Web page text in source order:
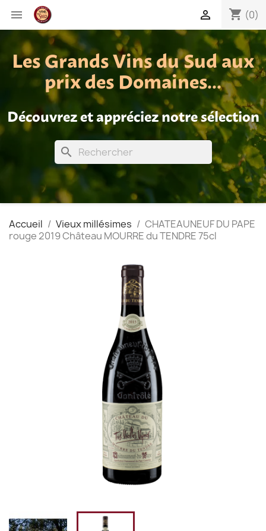
 shopping_cart (0)

Les Grands Vins du Sud aux
prix des Domaines...
Découvrez et appréciez notre sélection
search
Accueil Vieux millésimes
CHATEAUNEUF DU PAPE
rouge 2019 Château MOURRE du TENDRE 75cl